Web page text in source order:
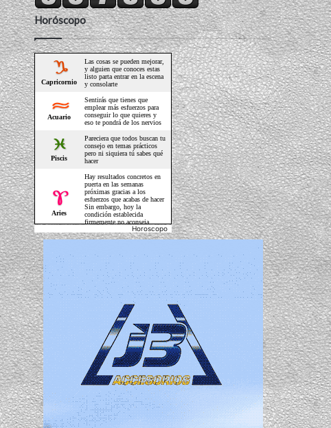
Horóscopo
Horoscopo